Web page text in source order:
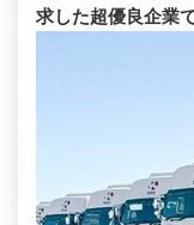
求した超優良企業